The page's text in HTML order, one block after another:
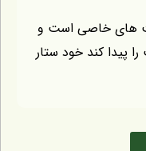
است و
ستار